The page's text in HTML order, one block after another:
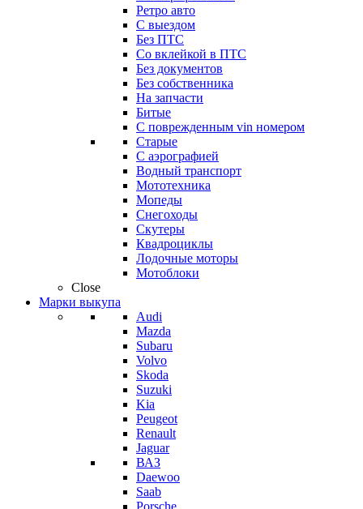
Ретро авто
С выездом
Без ПТС
Со вклейкой в ПТС
Без документов
Без собственника
На запчасти
Битые
С поврежденным vin номером
Старые
С аэрографией
Водный транспорт
Мототехника
Мопеды
Снегоходы
Скутеры
Квадроциклы
Лодочные моторы
Мотоблоки
Close
Марки выкупа
Audi
Mazda
Subaru
Volvo
Skoda
Suzuki
Kia
Peugeot
Renault
Jaguar
ВАЗ
Daewoo
Saab
Porsche